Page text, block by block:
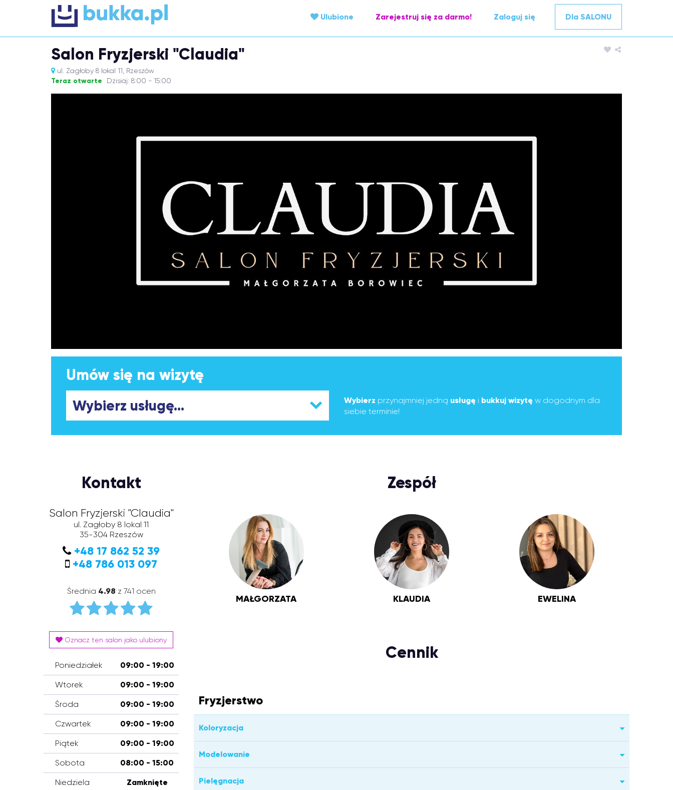
Ulubione Zarejestruj się za darmo! Zaloguj się Dla SALONU
Salon Fryzjerski "Claudia"
ul. Zagłoby 8 lokal 11, Rzeszów
Teraz otwarte Dzisiaj: 8:00 - 15:00
Umów się na wizytę
Wybierz przynajmniej jedną usługę i bukkuj wizytę w dogodnym dla
siebie terminie!
Kontakt
Salon Fryzjerski "Claudia"
ul. Zagłoby 8 lokal 11
35-304 Rzeszów
+48 17 862 52 39
+48 786 013 097
Średnia 4.98 z 741 ocen
Oznacz ten salon jako ulubiony
Poniedziałek 09:00 - 19:00
Wtorek 09:00 - 19:00
Środa 09:00 - 19:00
Czwartek 09:00 - 19:00
Piątek 09:00 - 19:00
Sobota 08:00 - 15:00
Niedziela Zamknięte
Zespół
MAŁGORZATA KLAUDIA EWELINA
Cennik
Fryzjerstwo
Koloryzacja
Modelowanie
Pielęgnacja